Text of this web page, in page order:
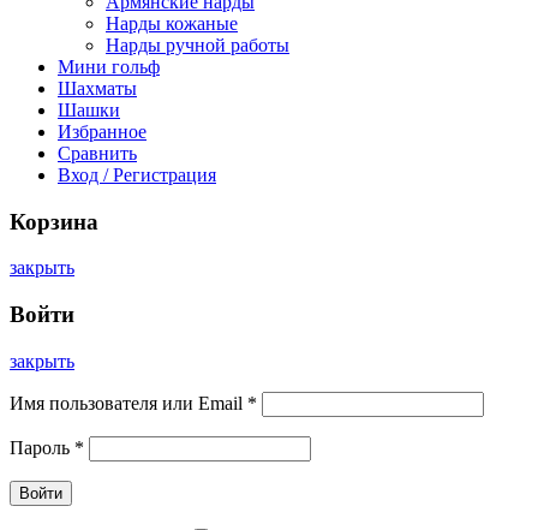
Нарды кожаные
Нарды ручной работы
Мини гольф
Шахматы
Шашки
Избранное
Сравнить
Вход / Регистрация
Корзина
закрыть
Войти
закрыть
Имя пользователя или Email *
Пароль *
Войти